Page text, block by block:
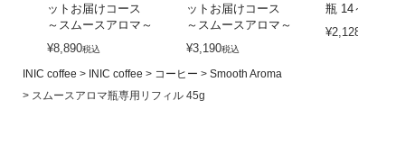
ットお届けコース
～スムースアロマ～
¥8,890税込
ットお届けコース
～スムースアロマ～
¥3,190税込
瓶 14～28杯分
¥2,128
INIC coffee INIC coffee コーヒー
Smooth Aroma
スムースアロマ瓶専用リフィル 45g